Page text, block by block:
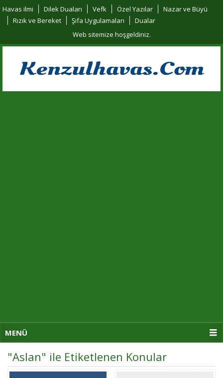
Havas ilmi Dilek Duaları Vefk Özel Yazılar
Nazar ve Büyü
Rızık ve Bereket
Şifa Uygulamaları
Dualar
Web sitemize hoşgeldiniz.
MENÜ
"Aslan" ile Etiketlenen Konular